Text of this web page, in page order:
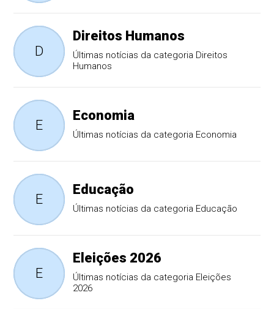
D
Direitos Humanos
Últimas notícias da categoria Direitos
Humanos
E
Economia
Últimas notícias da categoria Economia
E
Educação
Últimas notícias da categoria Educação
E
Eleições 2026
Últimas notícias da categoria Eleições
2026